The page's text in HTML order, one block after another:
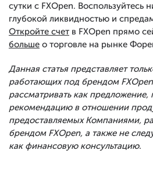
сутки с FXOpen. Воспользуйтесь
глубокой ликвидностью и
Откройте счет в FXOpen прямо
больше о торговле на рынке
Данная статья представляет
работающих под брендом
рассматривать как предложение,
рекомендацию в отношении
предоставляемых Компаниями,
брендом FXOpen, а также не
как финансовую консультацию.